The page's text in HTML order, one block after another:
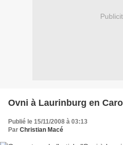
Ovni à Laurinburg en
Publié le 15/11/2008 à 03:13
Par Christian Macé